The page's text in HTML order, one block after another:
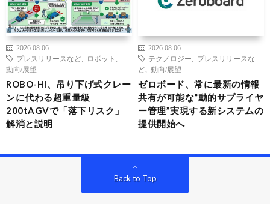
2026.08.06
プレスリリースなど
ロボット
動向/展望
ROBO-HI、吊り下げ式クレー
ンに代わる超重量級
200tAGVで「落下リスク」
解消と説明
2026.08.06
テクノロジー
プレスリリースな
ど
動向/展望
ゼロボード、常に最新の情報
共有が可能な“動的サプライヤ
ー管理”実現する新システムの
提供開始へ
Back to Top